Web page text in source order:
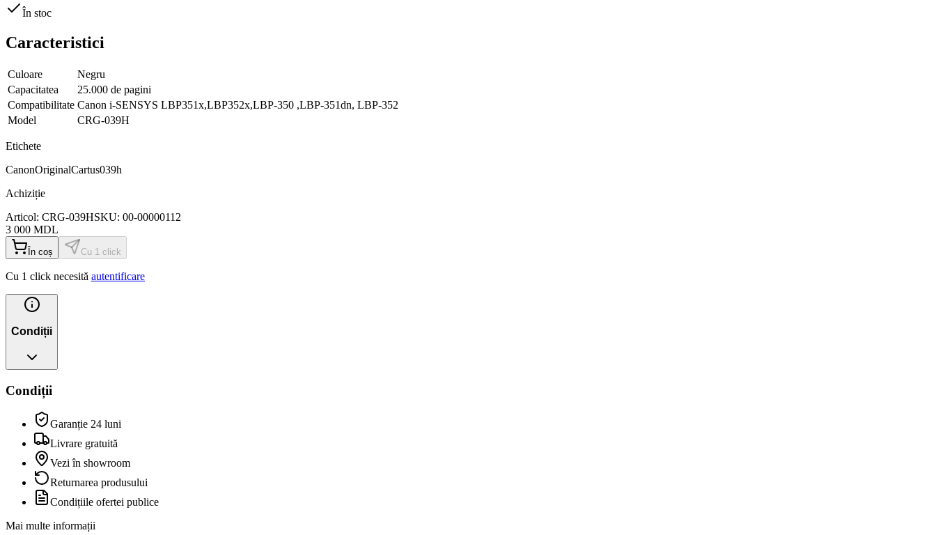
În stoc
Caracteristici
Culoare
Negru
Capacitatea
25.000 de pagini
Compatibilitate Canon i-SENSYS LBP351x,LBP352x,LBP-350 ,LBP-351dn, LBP-352
Model
CRG-039H
Etichete
CanonOriginalCartus039h
Achiziție
Articol: CRG-039HSKU: 00-00000112
3 000 MDL
În coș Cu 1 click
Cu 1 click necesită autentificare
Condiții
Condiții
Garanție 24 luni
Livrare gratuită
Vezi în showroom
Returnarea produsului
Condițiile ofertei publice
Mai multe informații